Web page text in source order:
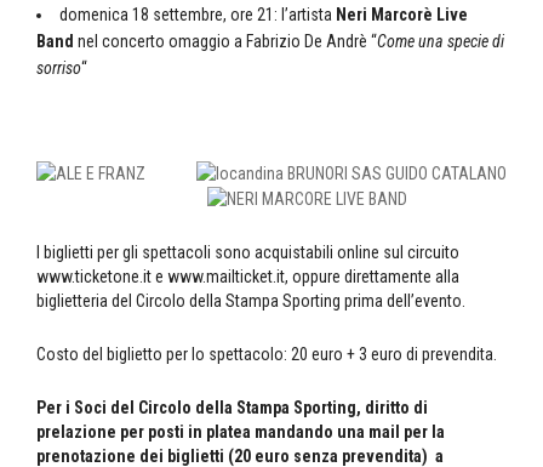
domenica 18 settembre, ore 21: l’artista Neri Marcorè Live
Band nel concerto omaggio a Fabrizio De Andrè “Come una specie di
sorriso“
I biglietti per gli spettacoli sono acquistabili online sul circuito
www.ticketone.it e www.mailticket.it, oppure direttamente alla
biglietteria del Circolo della Stampa Sporting prima dell’evento.
Costo del biglietto per lo spettacolo: 20 euro + 3 euro di prevendita.
Per i Soci del Circolo della Stampa Sporting, diritto di
prelazione per posti in platea mandando una mail per la
prenotazione dei biglietti (20 euro senza prevendita) a